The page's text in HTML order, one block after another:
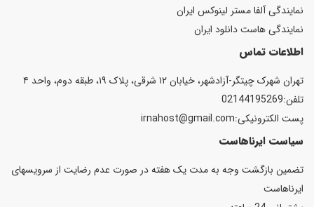
نمایندگی آلفا مستر لینوکس ایران
نمایندگی هاست دانلود ایران
اطلاعات تماس
تهران شهرک چیتگر-آزادشهر، خیابان ۱۲ شرقی، پلاک ۱۹، طبقه دوم، واحد ۴
تلفن:02144195269
پست الكترونیكی:irnahost@gmail.com
سیاست ایرناهاست
تضمین بازگشت وجه به مدت یک هفته در صورت عدم رضایت از سرویسهای
ایرناهاست